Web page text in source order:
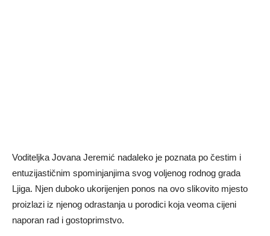
Voditeljka Jovana Jeremić nadaleko je poznata po čestim i
entuzijastičnim spominjanjima svog voljenog rodnog grada
Ljiga. Njen duboko ukorijenjen ponos na ovo slikovito mjesto
proizlazi iz njenog odrastanja u porodici koja veoma cijeni
naporan rad i gostoprimstvo.